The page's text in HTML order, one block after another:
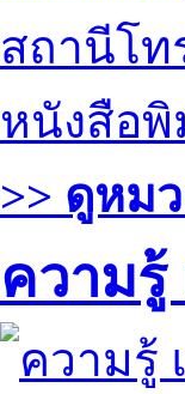
สถานีโ
หนังสือพิ
>> ดูหม
ความ